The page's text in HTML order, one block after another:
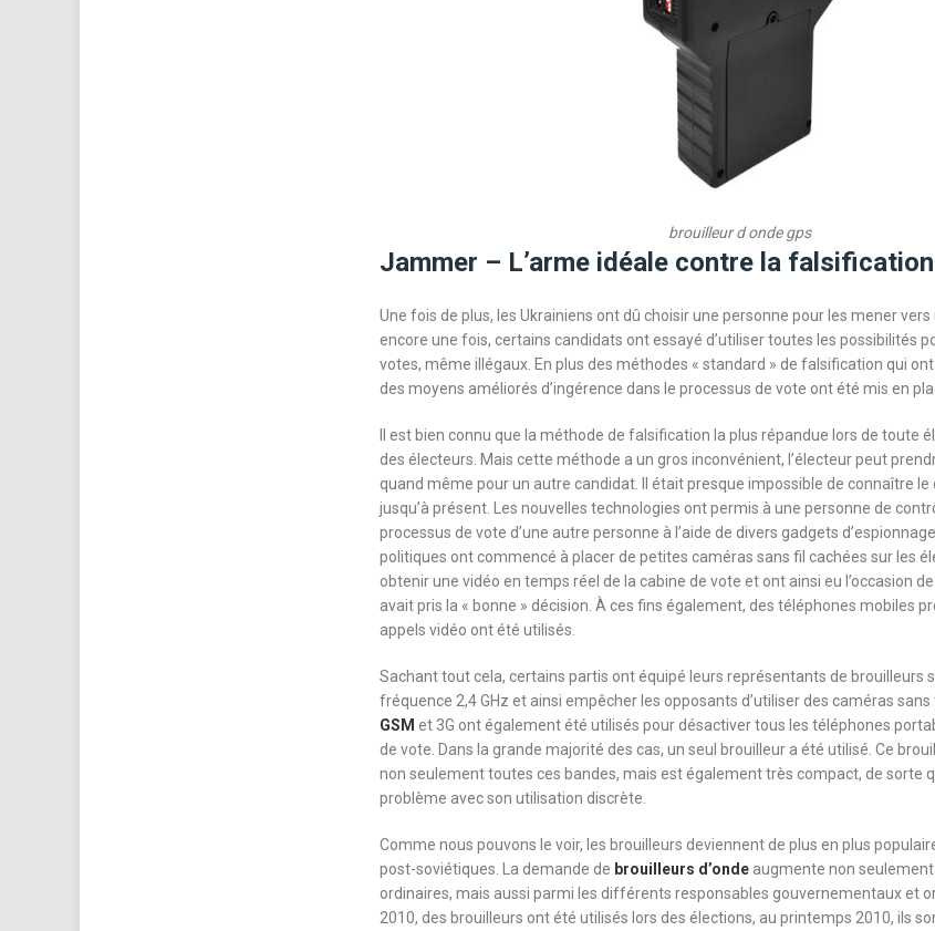
brouilleur d onde gps
Jammer – L’arme idéale contre la falsification
Une fois de plus, les Ukrainiens ont dû choisir une personne pour les mener
encore une fois, certains candidats ont essayé d’utiliser toutes les possibilités
votes, même illégaux. En plus des méthodes « standard » de falsification qui
des moyens améliorés d’ingérence dans le processus de vote ont été mis en
Il est bien connu que la méthode de falsification la plus répandue lors de toute
des électeurs. Mais cette méthode a un gros inconvénient, l’électeur peut
quand même pour un autre candidat. Il était presque impossible de connaître le
jusqu’à présent. Les nouvelles technologies ont permis à une personne de
processus de vote d’une autre personne à l’aide de divers gadgets
politiques ont commencé à placer de petites caméras sans fil cachées sur les
obtenir une vidéo en temps réel de la cabine de vote et ont ainsi eu l’occasion
avait pris la « bonne » décision. À ces fins également, des téléphones mobiles
appels vidéo ont été utilisés.
Sachant tout cela, certains partis ont équipé leurs représentants de brouilleurs
fréquence 2,4 GHz et ainsi empêcher les opposants d’utiliser des caméras sans
GSM et 3G ont également été utilisés pour désactiver tous les téléphones
de vote. Dans la grande majorité des cas, un seul brouilleur a été utilisé. Ce
non seulement toutes ces bandes, mais est également très compact, de sorte
problème avec son utilisation discrète.
Comme nous pouvons le voir, les brouilleurs deviennent de plus en plus
post-soviétiques. La demande de brouilleurs d’onde augmente non
ordinaires, mais aussi parmi les différents responsables gouvernementaux et
2010, des brouilleurs ont été utilisés lors des élections, au printemps 2010, ils